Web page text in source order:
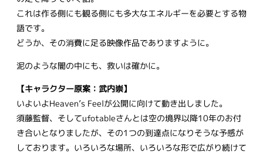
これは作る側にも観る側にも多大なエネルギーを必要とする物
語です。
どうか、その消費に足る映像作品でありますように。
泥のような闇の中にも、救いは確かに。
【キャラクター原案：武内崇】
いよいよHeaven’s Feelが公開に向けて動き出しました。
須藤監督、そしてufotableさんとは空の境界以降10年のお付
き合いとなりましたが、その1つの到達点になりそうな予感が
しております。いろいろな場所、いろいろな形で広がり続けて